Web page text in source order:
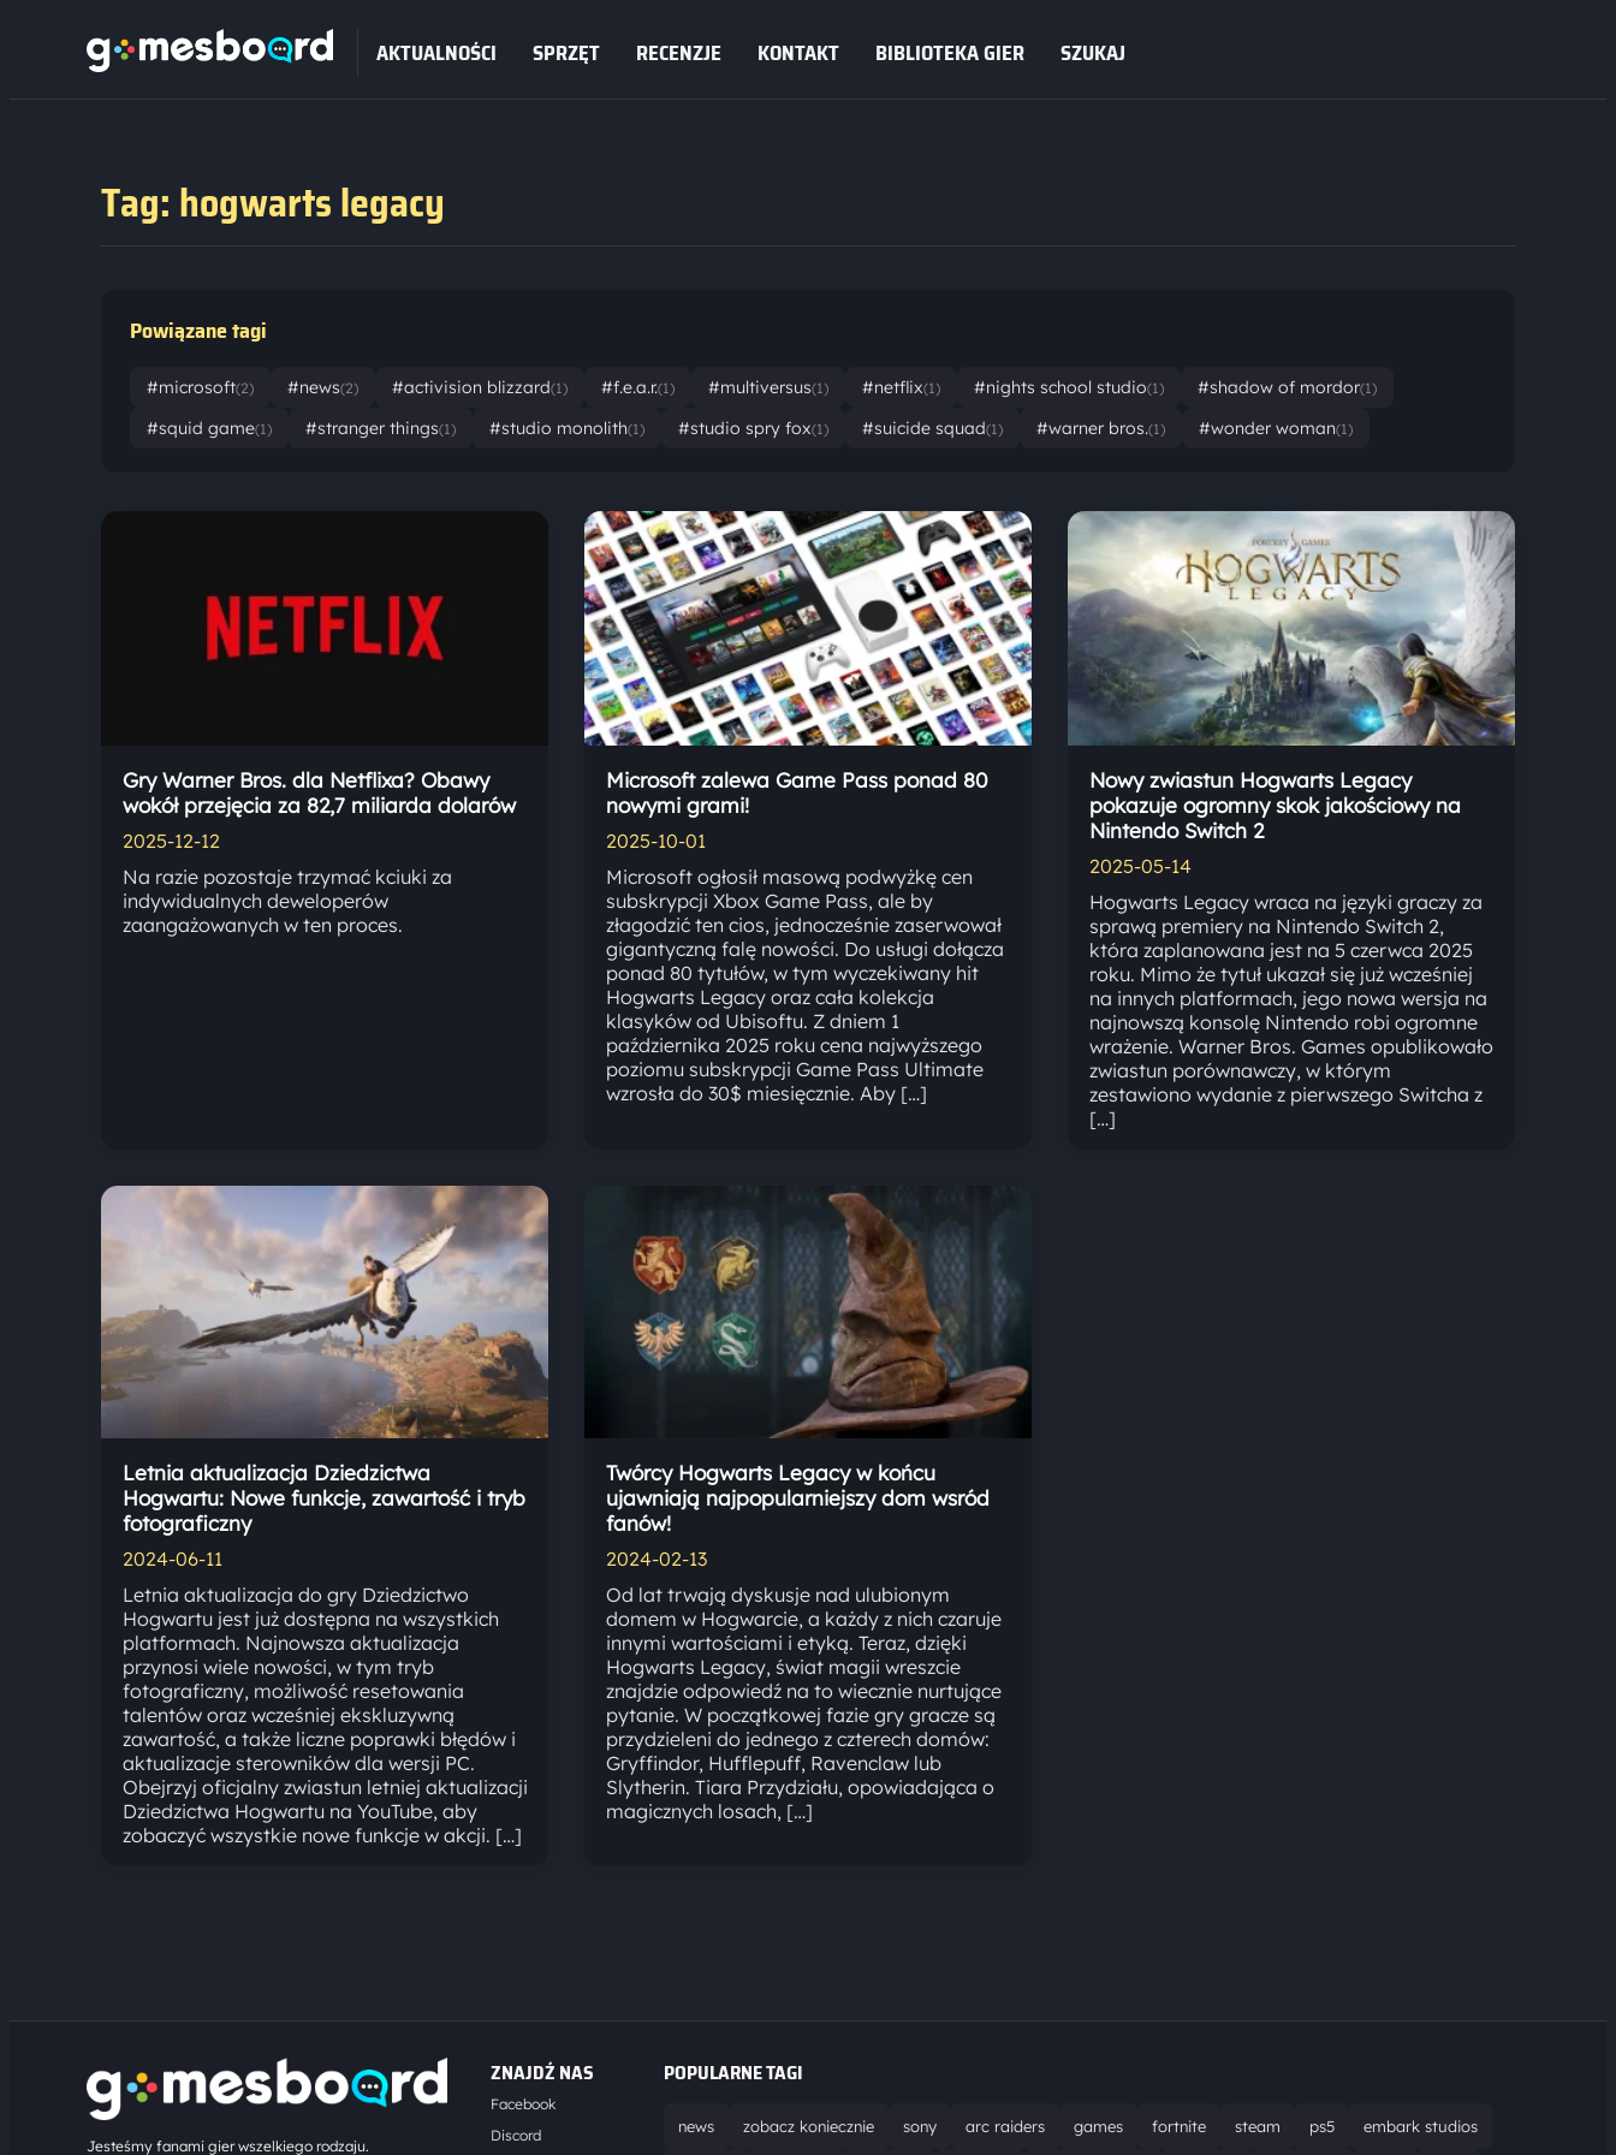
AKTUALNOŚCI SPRZĘT RECENZJE KONTAKT BIBLIOTEKA GIER SZUKAJ
Tag: hogwarts legacy
Powiązane tagi
#microsoft(2) #news(2) #activision blizzard(1) #f.e.a.r.(1) #multiversus(1) #netflix(1) #nights school studio(1) #shadow of mordor(1)
#squid game(1) #stranger things(1) #studio monolith(1) #studio spry fox(1) #suicide squad(1) #warner bros.(1) #wonder woman(1)
Gry Warner Bros. dla Netflixa? Obawy
wokół przejęcia za 82,7 miliarda dolarów
2025-12-12
Na razie pozostaje trzymać kciuki za
indywidualnych deweloperów
zaangażowanych w ten proces.
Microsoft zalewa Game Pass ponad 80
nowymi grami!
2025-10-01
Microsoft ogłosił masową podwyżkę cen
subskrypcji Xbox Game Pass, ale by
złagodzić ten cios, jednocześnie zaserwował
gigantyczną falę nowości. Do usługi dołącza
ponad 80 tytułów, w tym wyczekiwany hit
Hogwarts Legacy oraz cała kolekcja
klasyków od Ubisoftu. Z dniem 1
października 2025 roku cena najwyższego
poziomu subskrypcji Game Pass Ultimate
wzrosła do 30$ miesięcznie. Aby […]
Nowy zwiastun Hogwarts Legacy
pokazuje ogromny skok jakościowy na
Nintendo Switch 2
2025-05-14
Hogwarts Legacy wraca na języki graczy za
sprawą premiery na Nintendo Switch 2,
która zaplanowana jest na 5 czerwca 2025
roku. Mimo że tytuł ukazał się już wcześniej
na innych platformach, jego nowa wersja na
najnowszą konsolę Nintendo robi ogromne
wrażenie. Warner Bros. Games opublikowało
zwiastun porównawczy, w którym
zestawiono wydanie z pierwszego Switcha z
[…]
Letnia aktualizacja Dziedzictwa
Hogwartu: Nowe funkcje, zawartość i tryb
fotograficzny
2024-06-11
Letnia aktualizacja do gry Dziedzictwo
Hogwartu jest już dostępna na wszystkich
platformach. Najnowsza aktualizacja
przynosi wiele nowości, w tym tryb
fotograficzny, możliwość resetowania
talentów oraz wcześniej ekskluzywną
zawartość, a także liczne poprawki błędów i
aktualizacje sterowników dla wersji PC.
Obejrzyj oficjalny zwiastun letniej aktualizacji
Dziedzictwa Hogwartu na YouTube, aby
zobaczyć wszystkie nowe funkcje w akcji. […]
Twórcy Hogwarts Legacy w końcu
ujawniają najpopularniejszy dom wsród
fanów!
2024-02-13
Od lat trwają dyskusje nad ulubionym
domem w Hogwarcie, a każdy z nich czaruje
innymi wartościami i etyką. Teraz, dzięki
Hogwarts Legacy, świat magii wreszcie
znajdzie odpowiedź na to wiecznie nurtujące
pytanie. W początkowej fazie gry gracze są
przydzieleni do jednego z czterech domów:
Gryffindor, Hufflepuff, Ravenclaw lub
Slytherin. Tiara Przydziału, opowiadająca o
magicznych losach, […]
Jesteśmy fanami gier wszelkiego rodzaju.
ZNAJDŹ NAS
Facebook
Discord
POPULARNE TAGI
news zobacz koniecznie sony arc raiders games fortnite steam ps5 embark studios